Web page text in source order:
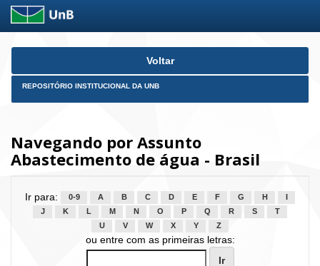
Skip
Voltar
REPOSITÓRIO INSTITUCIONAL DA UNB
Navegando por Assunto
Abastecimento de água - Brasil
Ir para: 0-9 A B C D E F G H
J
K L M N O P Q R S
T
U
V W X Y Z
ou entre com as primeiras letras: